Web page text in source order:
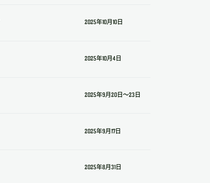
2025年10月10日
2025年10月4日
2025年9月20日～23日
2025年9月17日
2025年8月31日